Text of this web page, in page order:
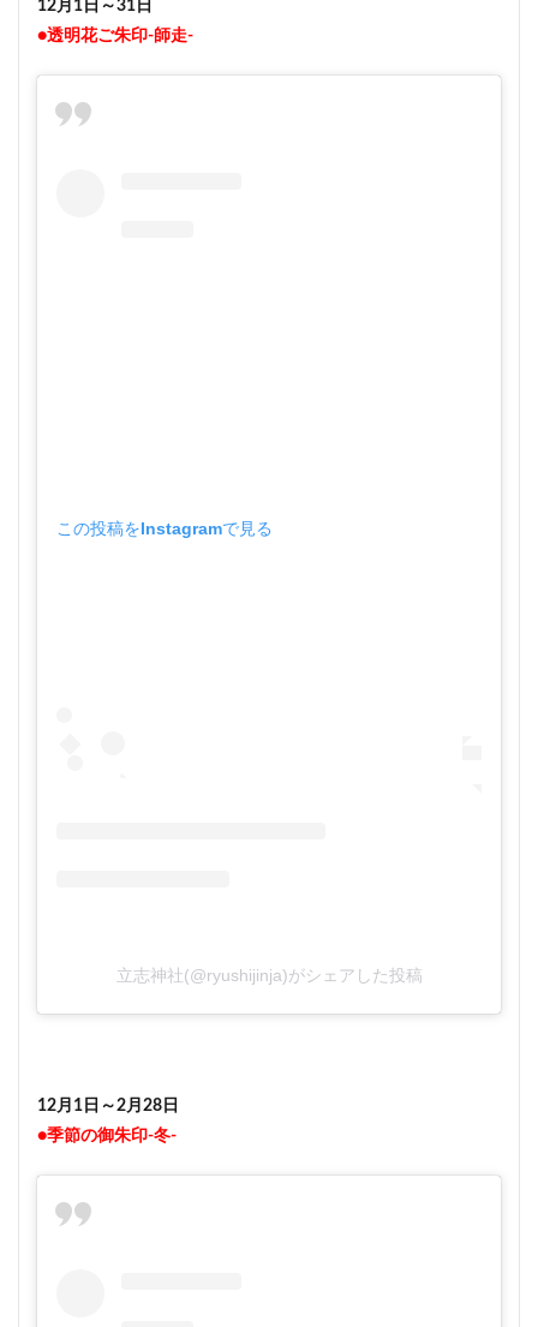
12月1日～31日
●透明花ご朱印-師走-
この投稿をInstagramで見る
立志神社(@ryushijinja)がシェアした投稿
12月1日～2月28日
●季節の御朱印-冬-